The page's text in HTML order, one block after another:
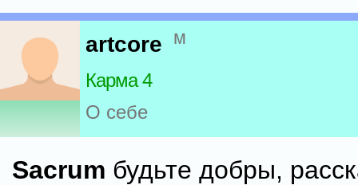
artcore м
Карма 4
О себе
Sacrum будьте добры,